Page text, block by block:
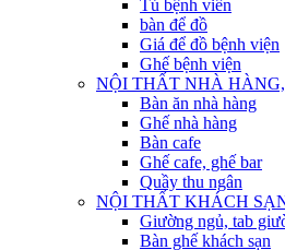
Tủ bệnh viên
bàn để đồ
Giá để đồ bệnh viện
Ghế bệnh viện
NỘI THẤT NHÀ
Bàn ăn nhà hàng
Ghế nhà hàng
Bàn cafe
Ghế cafe, ghế bar
Quầy thu ngân
NỘI THẤT KHÁCH
Giường ngủ, tab
Bàn ghế khách sạn